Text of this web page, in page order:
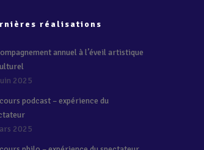
réalisations
annuel à l’éveil artistique
2025
podcast – expérience du
2025